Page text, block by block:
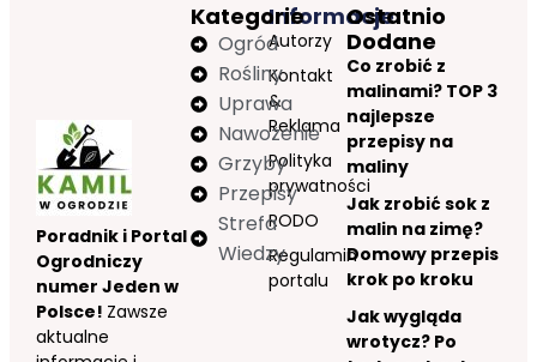
Poradnik i Portal
Ogrodniczy
numer Jeden w
Polsce! Zawsze
aktualne
Informacje
Autorzy
Kontakt
&
Reklama
Polityka
prywatności
RODO
Regulamin
portalu
Kategorie
Ogród
Rośliny
Uprawa
Nawożenie
Grzyby
Przepisy
Strefa
Wiedzy
Ostatnio
Dodane
Co zrobić z
malinami? TOP 3
najlepsze
przepisy na
maliny
Jak zrobić sok z
malin na zimę?
Domowy przepis
krok po kroku
Jak wygląda
wrotycz? Po